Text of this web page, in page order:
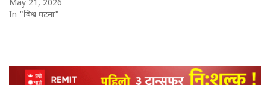
May 21, 2026
In "बिश्व घटना"